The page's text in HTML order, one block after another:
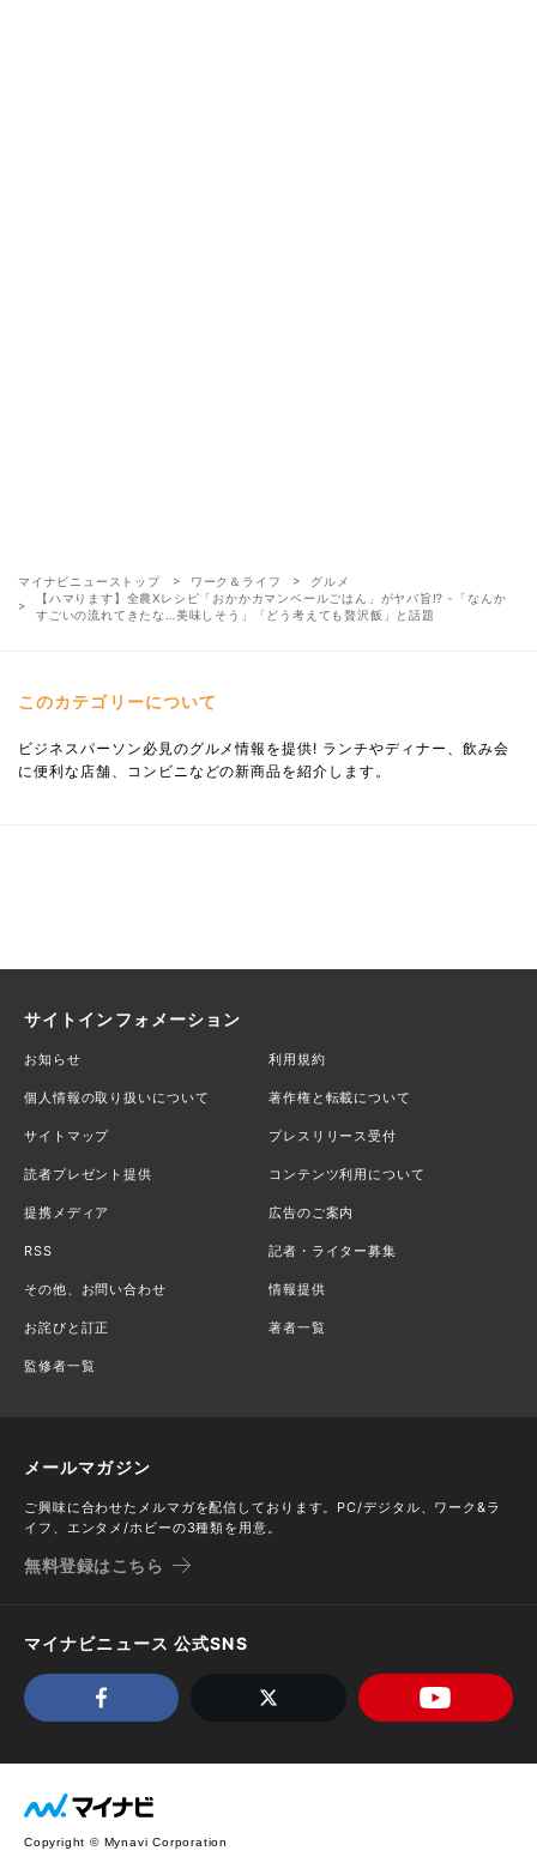
マイナビニューストップ ワーク＆ライフ
グルメ
【ハマります】全農Xレシピ「おかかカマンベールごはん」がヤバ旨⁉ -「なんか
すごいの流れてきたな…美味しそう」「どう考えても贅沢飯」と話題
このカテゴリーについて
ビジネスパーソン必見のグルメ情報を提供! ランチやディナー、飲み会
に便利な店舗、コンビニなどの新商品を紹介します。
サイトインフォメーション
お知らせ 利用規約
個人情報の取り扱いについて 著作権と転載について
サイトマップ プレスリリース受付
読者プレゼント提供 コンテンツ利用について
提携メディア 広告のご案内
RSS 記者・ライター募集
その他、お問い合わせ 情報提供
お詫びと訂正 著者一覧
監修者一覧
メールマガジン
ご興味に合わせたメルマガを配信しております。PC/デジタル、ワーク&ラ
イフ、エンタメ/ホビーの3種類を用意。
無料登録はこちら
マイナビニュース 公式SNS
Copyright © Mynavi Corporation